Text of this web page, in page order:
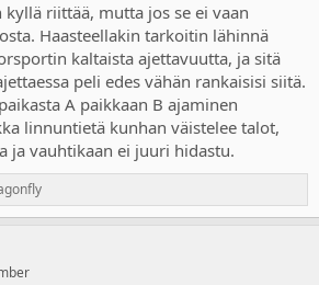
kyllä riittää, mutta jos se ei vaan
Haasteellakin tarkoitin lähinnä
kaltaista ajettavuutta, ja sitä
peli edes vähän rankaisisi siitä.
A paikkaan B ajaminen
linnuntietä kunhan väistelee talot,
ja vauhtikaan ei juuri hidastu.